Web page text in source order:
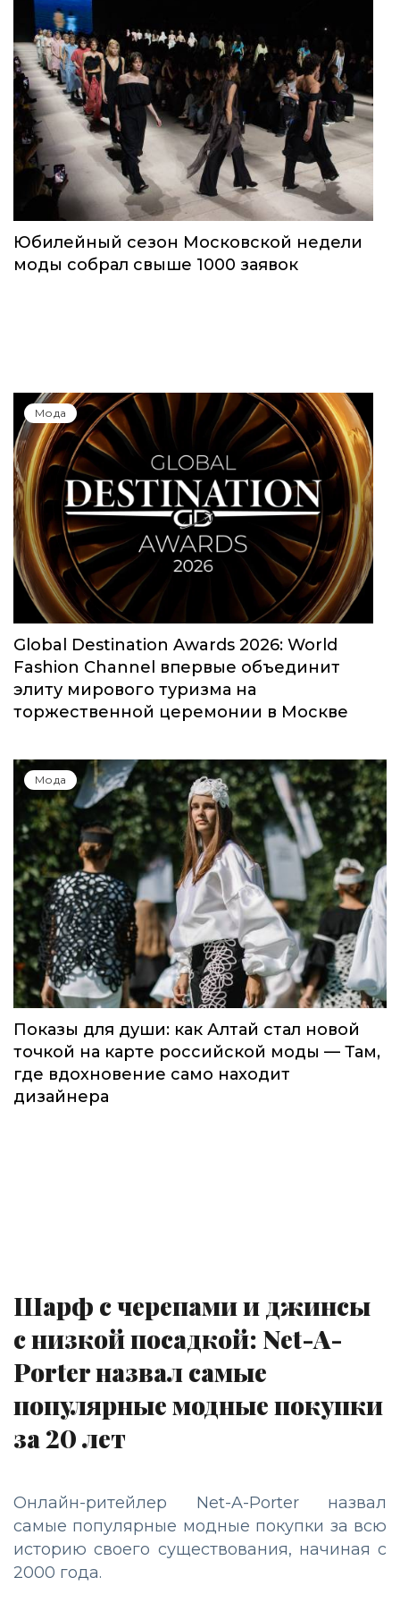
Юбилейный сезон Московской недели
моды собрал свыше 1000 заявок
Мода
Global Destination Awards 2026: World
Fashion Channel впервые объединит
элиту мирового туризма на
торжественной церемонии в Москве
Мода
Показы для души: как Алтай стал новой
точкой на карте российской моды — Там,
где вдохновение само находит
дизайнера
Шарф с черепами и джинсы
с низкой посадкой: Net-A-
Porter назвал самые
популярные модные покупки
за 20 лет
Онлайн-ритейлер Net-A-Porter назвал
самые популярные модные покупки за всю
историю своего существования, начиная с
2000 года.